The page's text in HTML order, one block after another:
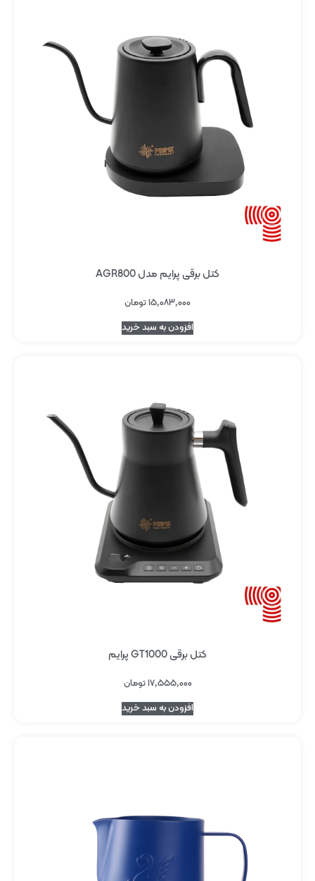
کتل برقی پرایم مدل AGR800
۱۵,۰۸۳,۰۰۰تومان
افزودن به سبد خرید
کتل برقی GT1000 پرایم
۱۷,۵۵۵,۰۰۰تومان
افزودن به سبد خرید